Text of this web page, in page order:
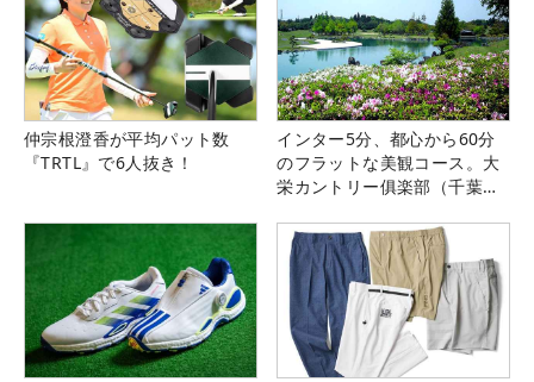
仲宗根澄香が平均パット数
『TRTL』で6人抜き！
インター5分、都心から60分
のフラットな美観コース。大
栄カントリー俱楽部（千葉